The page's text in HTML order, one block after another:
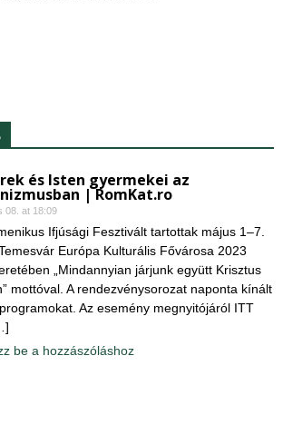
és Isten gyermekei az
| RomKat.ro
08. at 18:09
Ifjúsági Fesztivált tartottak május 1–7.
Európa Kulturális Fővárosa 2023
„Mindannyian járjunk együtt Krisztus
mottóval. A rendezvénysorozat naponta kínált
Az esemény megnyitójáról ITT
be a hozzászóláshoz